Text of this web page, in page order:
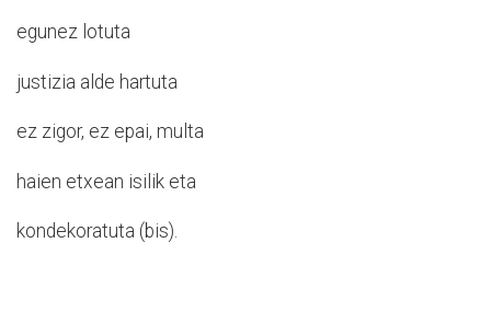
egunez lotuta
justizia alde hartuta
ez zigor, ez epai, multa
haien etxean isilik eta
kondekoratuta (bis).